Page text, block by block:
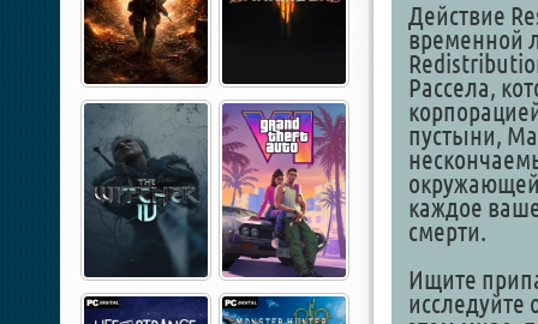
Действие
временной
Рассела,
пустыни,
каждое
смерти.
Ищите